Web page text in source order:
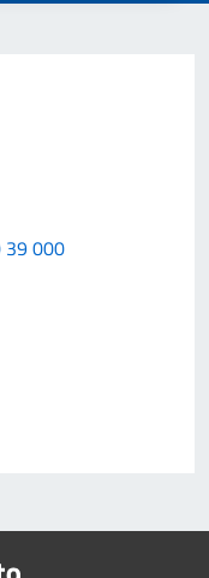
39 000